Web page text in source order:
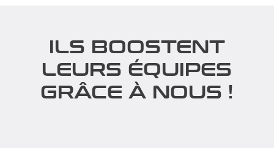
ILS BOOSTENT
LEURS ÉQUIPES
GRÂCE À NOUS !